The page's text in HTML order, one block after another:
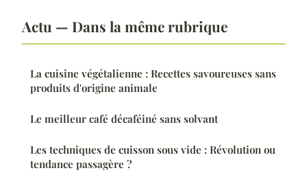
Actu — Dans la même rubrique
La cuisine végétalienne : Recettes savoureuses sans
produits d'origine animale
Le meilleur café décaféiné sans solvant
Les techniques de cuisson sous vide : Révolution ou
tendance passagère ?